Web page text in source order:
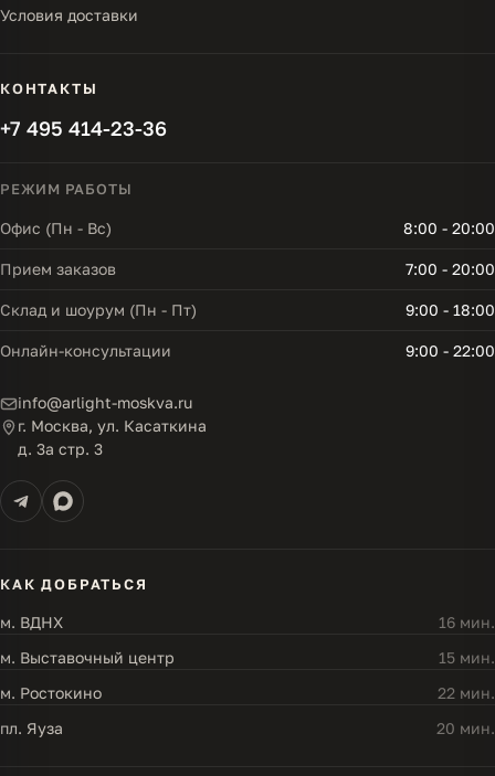
Условия доставки
КОНТАКТЫ
+7 495 414-23-36
РЕЖИМ РАБОТЫ
Офис (Пн - Вс) 8:00 - 20:00
Прием заказов 7:00 - 20:00
Склад и шоурум (Пн - Пт) 9:00 - 18:00
Онлайн-консультации 9:00 - 22:00
info@arlight-moskva.ru
г. Москва, ул. Касаткина
д. 3а стр. 3
КАК ДОБРАТЬСЯ
м. ВДНХ
16 мин.
м. Выставочный центр
15 мин.
м. Ростокино
22 мин.
пл. Яуза
20 мин.